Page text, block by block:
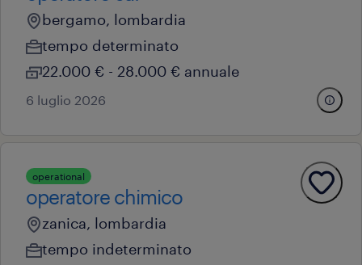
bergamo, lombardia
tempo determinato
22.000 € - 28.000 € annuale
6 luglio 2026
operational
operatore chimico
zanica, lombardia
tempo indeterminato